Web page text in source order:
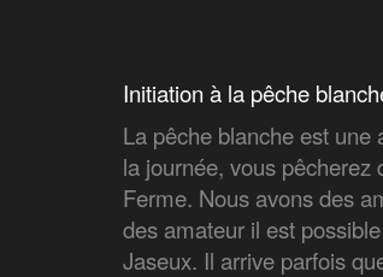
Initiation à la pêche
La pêche blanche est
la journée, vous pêcherez
Ferme. Nous avons des
des amateur il est
Jaseux. Il arrive parfois